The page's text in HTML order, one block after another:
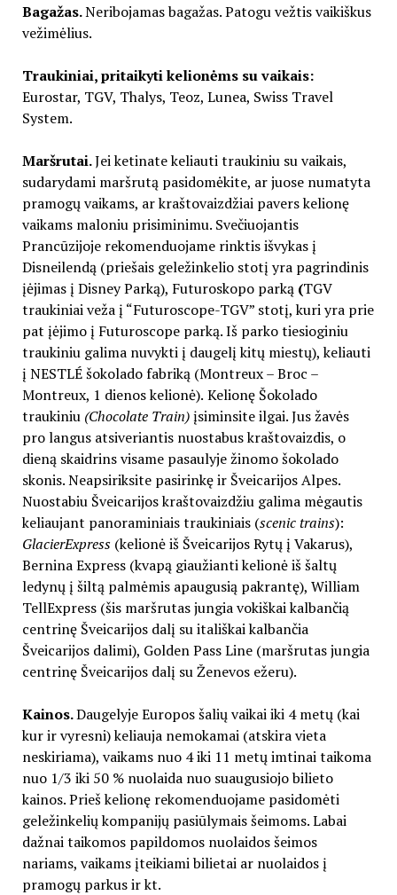
Bagažas.Neribojamas bagažas. Patogu vežtis vaikiškus
vežimėlius.
Traukiniai, pritaikyti kelionėms su vaikais:
Eurostar, TGV, Thalys, Teoz, Lunea, Swiss Travel
System.
Maršrutai.Jei ketinate keliauti traukiniu su vaikais,
sudarydami maršrutą pasidomėkite, ar juose numatyta
pramogų vaikams, ar kraštovaizdžiai pavers kelionę
vaikams maloniu prisiminimu. Svečiuojantis
Prancūzijoje rekomenduojame rinktis išvykas į
Disneilendą (priešais geležinkelio stotį yra pagrindinis
įėjimas į Disney Parką), Futuroskopo parką(TGV
traukiniai veža į “Futuroscope-TGV” stotį, kuri yra prie
pat įėjimo į Futuroscope parką. Iš parko tiesioginiu
traukiniu galima nuvykti į daugelį kitų miestų), keliauti
į NESTLÉ šokolado fabriką (Montreux – Broc –
Montreux, 1 dienos kelionė). Kelionę Šokolado
traukiniu (Chocolate Train)įsiminsite ilgai. Jus žavės
pro langus atsiveriantis nuostabus kraštovaizdis, o
dieną skaidrins visame pasaulyje žinomošokolado
skonis. Neapsiriksite pasirinkę ir Šveicarijos Alpes.
Nuostabiu Šveicarijos kraštovaizdžiu galima mėgautis
keliaujant panoraminiais traukiniais (scenic trains):
GlacierExpress (kelionėiš Šveicarijos Rytų į Vakarus),
Bernina Express (kvapą giaužianti kelionė iš šaltų
ledynų į šiltą palmėmis apaugusią pakrantę), William
TellExpress (šis maršrutas jungia vokiškai kalbančią
centrinę Šveicarijos dalį su itališkai kalbančia
Šveicarijos dalimi), Golden Pass Line (maršrutas jungia
centrinę Šveicarijos dalį su Ženevos ežeru).
Kainos.Daugelyje Europos šalių vaikai iki 4 metų (kai
kur ir vyresni) keliauja nemokamai (atskira vieta
neskiriama), vaikams nuo 4 iki 11 metų imtinai taikoma
nuo 1/3 iki 50 % nuolaida nuo suaugusiojo bilieto
kainos. Prieš kelionę rekomenduojame pasidomėti
geležinkelių kompanijų pasiūlymais šeimoms. Labai
dažnai taikomos papildomos nuolaidos šeimos
nariams, vaikams įteikiami bilietai ar nuolaidos į
pramogų parkus ir kt.